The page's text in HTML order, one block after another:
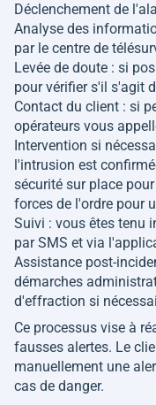
Déclenchement de
Analyse des
par le centre de
Levée de doute : si
pour vérifier s'il s'agit
Contact du client : si
opérateurs vous
Intervention si
l'intrusion est
sécurité sur place
forces de l'ordre pour
Suivi : vous êtes tenu
par SMS et via
Assistance post-
démarches
d'effraction si
Ce processus vise à
fausses alertes. Le
manuellement une
cas de danger.